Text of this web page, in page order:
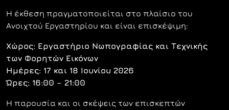
Η έκθεση πραγματοποιείται στο πλαίσιο του
Ανοιχτού Εργαστηρίου και είναι επισκέψιμη:
Χώρος: Εργαστήριο Νωπογραφίας και Τεχνικής
των Φορητών Εικόνων
Ημέρες: 17 και 18 Ιουνίου 2026
Ώρες: 16:00 – 21:00
Η παρουσία και οι σκέψεις των επισκεπτών